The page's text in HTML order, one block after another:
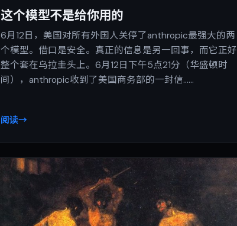
这个模型不是给你用的
6月12日，美国对所有外国人关停了anthropic最强大的两
个模型。借口是安全。真正的信息是另一回事，而它正好
整个套在乌拉圭头上。6月12日下午5点21分（华盛顿时
间），anthropic收到了美国商务部的一封信……
阅读→